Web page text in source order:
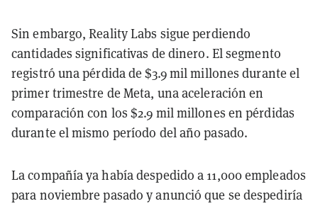
Sin embargo, Reality Labs sigue perdiendo
cantidades significativas de dinero. El segmento
registró una pérdida de $3.9 mil millones durante el
primer trimestre de Meta, una aceleración en
comparación con los $2.9 mil millones en pérdidas
durante el mismo período del año pasado.
La compañía ya había despedido a 11,000 empleados
para noviembre pasado y anunció que se despediría